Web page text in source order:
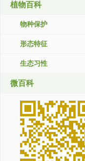
植物百科
物种保护
形态特征
生态习性
微百科